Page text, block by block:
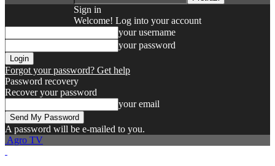
Sign in
Welcome! Log into your account
your username
your password
Forgot your password? Get help
Password recovery
Recover your password
your email
A password will be e-mailed to you.
Agro TV